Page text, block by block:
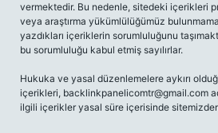
vermektedir. Bu nedenle, sitedeki içerikleri
veya araştırma yükümlülüğümüz
yazdıkları içeriklerin sorumluluğunu
bu sorumluluğu kabul etmiş sayılırlar.
Hukuka ve yasal düzenlemelere aykırı
içerikleri, backlinkpanelicomtr@gmail.com
ilgili içerikler yasal süre içerisinde sitemizden